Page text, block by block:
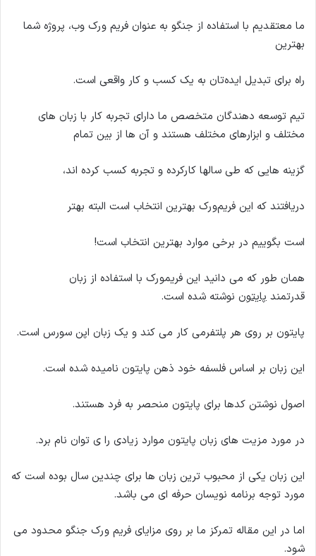
ما معتقدیم با استفاده از جنگو به عنوان فریم ورک وب، پروژه شما
بهترین
راه برای تبدیل ایده‌تان به یک کسب و کار واقعی است.
تیم توسعه دهندگان متخصص ما دارای تجربه کار با زبان های
مختلف و ابزارهای مختلف هستند و آن ها از بین تمام
گزینه هایی که طی سالها کارکرده و تجربه کسب کرده اند،
دریافتند که این فریم‌ورک بهترین انتخاب است البته بهتر
است بگوییم در برخی موارد بهترین انتخاب است!
همان طور که می دانید این فریمورک با استفاده از زبان
قدرتمند پایتون نوشته شده است.
پایتون بر روی هر پلتفرمی کار می کند و یک زبان اپن سورس است.
این زبان بر اساس فلسفه خود ذهن پایتون نامیده شده است.
اصول نوشتن کدها برای پایتون منحصر به فرد هستند.
در مورد مزیت های زبان پایتون موارد زیادی را ی توان نام برد.
این زبان یکی از محبوب ترین زبان ها برای چندین سال بوده است که
مورد توجه برنامه نویسان حرفه ای می باشد.
اما در این مقاله تمرکز ما بر روی مزایای فریم ورک جنگو محدود می
شود.